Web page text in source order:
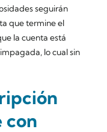
seguirán
que termine el
la cuenta está
lo cual sin
con